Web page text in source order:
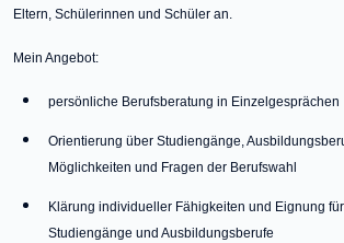
Eltern, Schülerinnen und Schüler an.
Mein Angebot:
persönliche Berufsberatung in Einzelgesprächen
Orientierung über Studiengänge,
Möglichkeiten und Fragen der Berufswahl
Klärung individueller Fähigkeiten und Eignung
Studiengänge und Ausbildungsberufe